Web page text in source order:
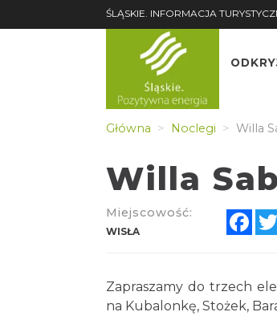
ŚLĄSKIE. INFORMACJA
Główna Noclegi Willa
Willa
Miejscowość:
WISŁA
Zapraszamy do trzech
na Kubalonkę, Stożek,